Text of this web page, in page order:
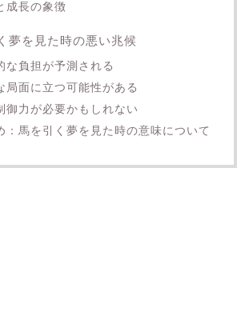
成長の象徴
夢を見た時の悪い兆候
な負担が予測される
局面に立つ可能性がある
御力が必要かもしれない
：馬を引く夢を見た時の意味について